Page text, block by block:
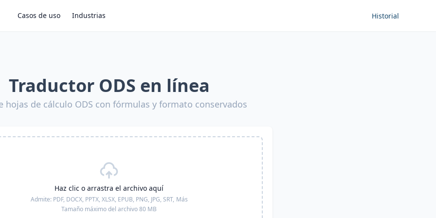
Casos de uso Industrias Historial
Traductor ODS en línea
hojas de cálculo ODS con fórmulas y formato conservados
Haz clic o arrastra el archivo aquí
Admite: PDF, DOCX, PPTX, XLSX, EPUB, PNG, JPG, SRT, Más
Tamaño máximo del archivo 80 MB